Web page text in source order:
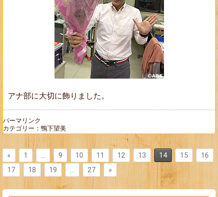
アナ部に大切に飾りました。
パーマリンク
カテゴリー： 鴨下望美
« 1 … 9 10 11 12 13 14 15
16
17
18 19 … 27 »